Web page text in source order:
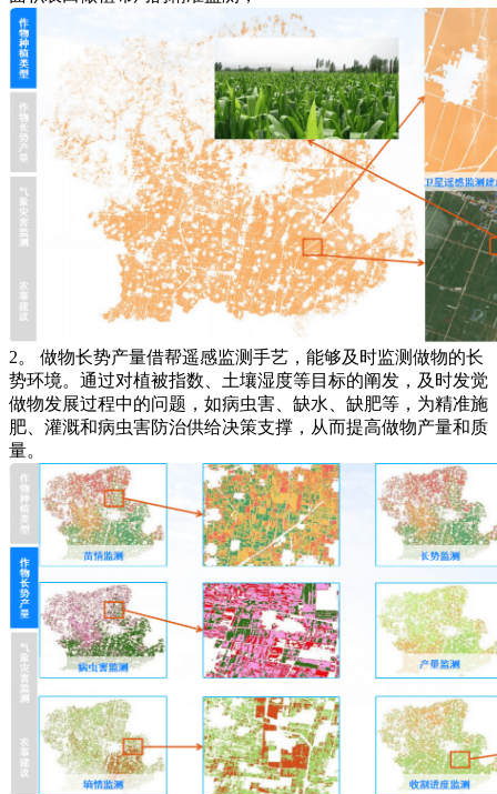
2。 做物长势产量借帮遥感监测手艺，能够及时监测做物的长
势环境。通过对植被指数、土壤湿度等目标的阐发，及时发觉
做物发展过程中的问题，如病虫害、缺水、缺肥等，为精准施
肥、灌溉和病虫害防治供给决策支撑，从而提高做物产量和质
量。